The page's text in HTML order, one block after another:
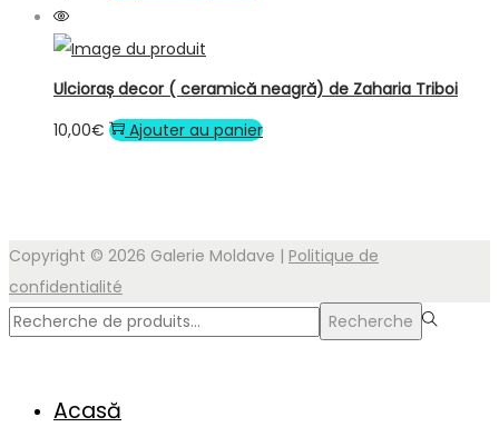
Ulcioraș decor ( ceramică neagră) de Zaharia Triboi
10,00€ Ajouter au panier
Copyright © 2026 Galerie Moldave | Politique de
confidentialité
Rechercher
Recherche
Acasă